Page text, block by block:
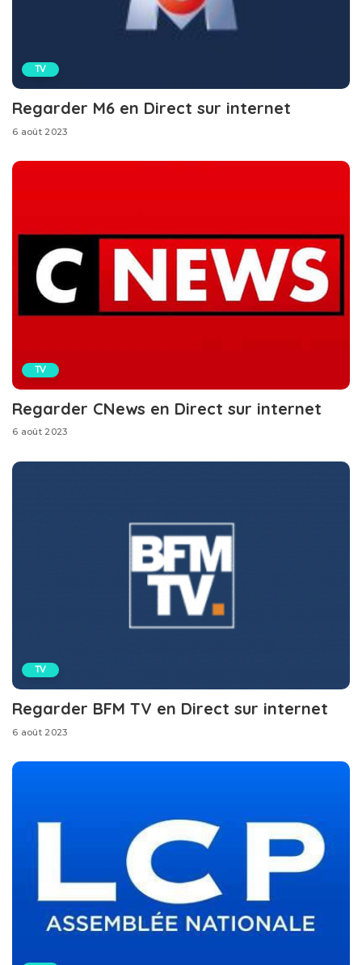
TV
Regarder M6 en Direct sur internet
6 août 2023
TV
Regarder CNews en Direct sur internet
6 août 2023
TV
Regarder BFM TV en Direct sur internet
6 août 2023